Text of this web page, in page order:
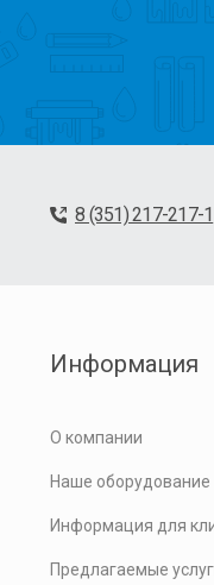
8 (351) 217-217-1
Информация
О компании
Наше оборудование
Информация для
Предлагаемые